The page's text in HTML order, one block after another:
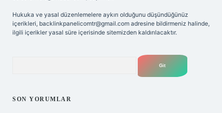
Hukuka ve yasal düzenlemelere aykırı olduğunu düşündüğünüz
içerikleri, backlinkpanelicomtr@gmail.com adresine bildirmeniz halinde,
ilgili içerikler yasal süre içerisinde sitemizden kaldırılacaktır.
SON YORUMLAR